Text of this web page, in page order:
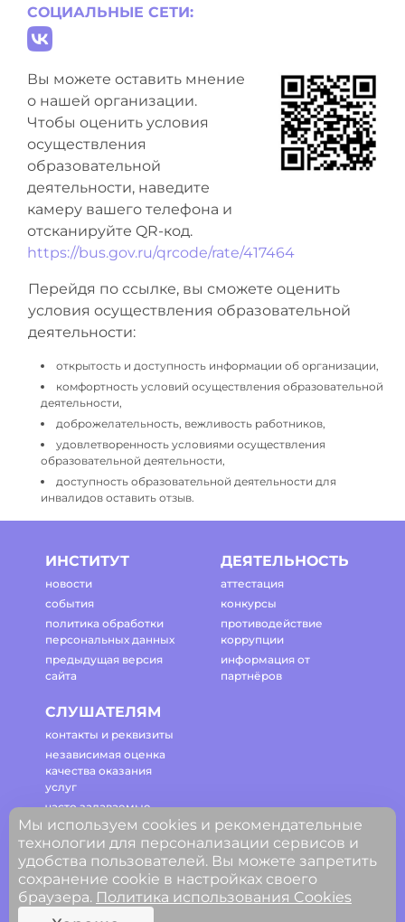
СОЦИАЛЬНЫЕ СЕТИ:
Вы можете оставить мнение
о нашей организации.
Чтобы оценить условия
осуществления
образовательной
деятельности, наведите
камеру вашего телефона и
отсканируйте QR-код.
https://bus.gov.ru/qrcode/rate/417464
Перейдя по ссылке, вы сможете оценить
условия осуществления образовательной
деятельности:
открытость и доступность информации об организации,
комфортность условий осуществления образовательной
деятельности,
доброжелательность, вежливость работников,
удовлетворенность условиями осуществления
образовательной деятельности,
доступность образовательной деятельности для
инвалидов оставить отзыв.
ИНСТИТУТ
новости
события
политика обработки
персональных данных
предыдущая версия
сайта
ДЕЯТЕЛЬНОСТЬ
аттестация
конкурсы
противодействие
коррупции
информация от
партнёров
СЛУШАТЕЛЯМ
контакты и реквизиты
независимая оценка
качества оказания
услуг
часто задаваемые
вопросы
регламент работы
сайта
© ГАОУ ДПО Свердловской области
Мы используем cookies и рекомендательные
технологии для персонализации сервисов и
удобства пользователей. Вы можете запретить
сохранение cookie в настройках своего
браузера. Политика использования Cookies